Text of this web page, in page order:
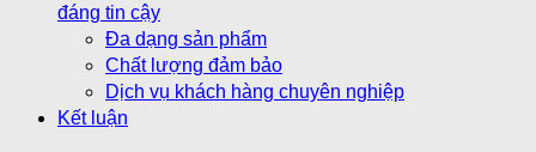
đáng tin cậy
Đa dạng sản phẩm
Chất lượng đảm bảo
Dịch vụ khách hàng chuyên nghiệp
Kết luận